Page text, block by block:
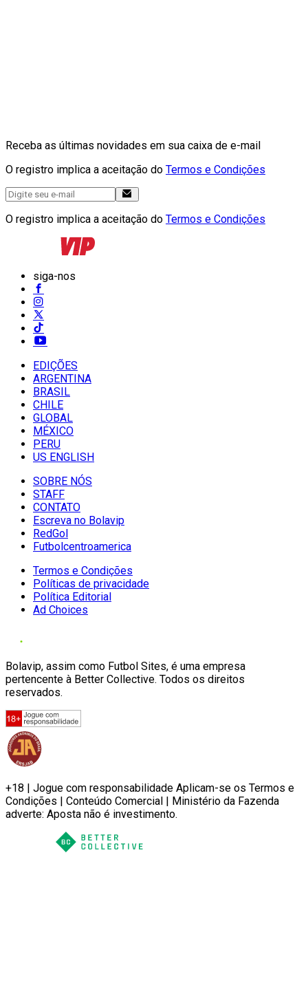
Receba as últimas novidades em sua caixa de e-mail
O registro implica a aceitação do Termos e Condições
O registro implica a aceitação do Termos e Condições
siga-nos
EDIÇÕES
ARGENTINA
BRASIL
CHILE
GLOBAL
MÉXICO
PERU
US ENGLISH
SOBRE NÓS
STAFF
CONTATO
Escreva no Bolavip
RedGol
Futbolcentroamerica
Termos e Condições
Políticas de privacidade
Política Editorial
Ad Choices
Bolavip, assim como Futbol Sites, é uma empresa
pertencente à Better Collective. Todos os direitos
reservados.
+18 | Jogue com responsabilidade Aplicam-se os Termos e
Condições | Conteúdo Comercial | Ministério da Fazenda
adverte: Aposta não é investimento.